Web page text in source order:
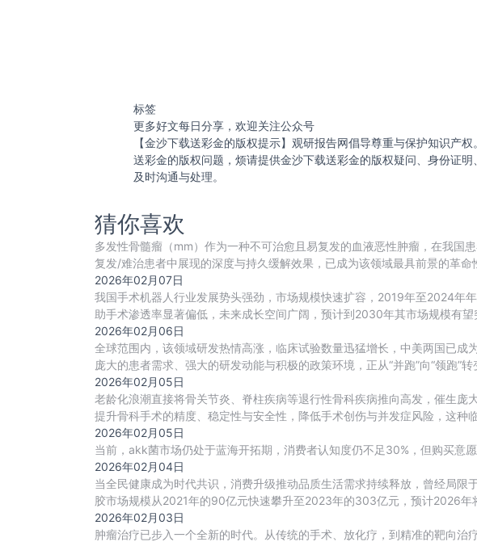
标签
更多好文每日分享，欢迎关注公众号
【金沙下载送彩金的版权提示】观研报告网倡导尊重与保护知识产
送彩金的版权问题，烦请提供金沙下载送彩金的版权疑问、身份证
及时沟通与处理。
猜你喜欢
多发性骨髓瘤（mm）作为一种不可治愈且易复发的血液恶性肿瘤，在我
复发/难治患者中展现的深度与持久缓解效果，已成为该领域最具前景的革命
2026年02月07日
我国手术机器人行业发展势头强劲，市场规模快速扩容，2019年至2024年
助手术渗透率显著偏低，未来成长空间广阔，预计到2030年其市场规模有望
2026年02月06日
全球范围内，该领域研发热情高涨，临床试验数量迅猛增长，中美两国已
庞大的患者需求、强大的研发动能与积极的政策环境，正从“并跑”向“领跑
2026年02月05日
老龄化浪潮直接将骨关节炎、脊柱疾病等退行性骨科疾病推向高发，催生
提升骨科手术的精度、稳定性与安全性，降低手术创伤与并发症风险，这种
2026年02月05日
当前，akk菌市场仍处于蓝海开拓期，消费者认知度仍不足30%，但购买意
2026年02月04日
当全民健康成为时代共识，消费升级推动品质生活需求持续释放，曾经局
胶市场规模从2021年的90亿元快速攀升至2023年的303亿元，预计2026
2026年02月03日
肿瘤治疗已步入一个全新的时代。从传统的手术、放化疗，到精准的靶向